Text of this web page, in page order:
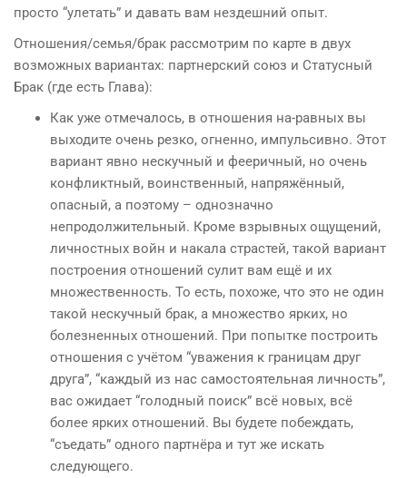
просто “улетать” и давать вам нездешний опыт.
Отношения/семья/брак рассмотрим по карте в двух
возможных вариантах: партнерский союз и Статусный
Брак (где есть Глава):
Как уже отмечалось, в отношения на-равных вы
выходите очень резко, огненно, импульсивно. Этот
вариант явно нескучный и фееричный, но очень
конфликтный, воинственный, напряжённый,
опасный, а поэтому – однозначно
непродолжительный. Кроме взрывных ощущений,
личностных войн и накала страстей, такой вариант
построения отношений сулит вам ещё и их
множественность. То есть, похоже, что это не один
такой нескучный брак, а множество ярких, но
болезненных отношений. При попытке построить
отношения с учётом “уважения к границам друг
друга”, “каждый из нас самостоятельная личность”,
вас ожидает “голодный поиск” всё новых, всё
более ярких отношений. Вы будете побеждать,
“съедать” одного партнёра и тут же искать
следующего.